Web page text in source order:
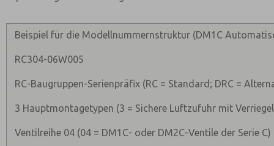
Beispiel für die Modellnummernstruktur (DM1C
RC304-06W005
RC-Baugruppen-Serienpräfix (RC = Standard; DRC =
3 Hauptmontagetypen (3 = Sichere Luftzufuhr mit
Ventilreihe 04 (04 = DM1C- oder DM2C-Ventile der Serie C)